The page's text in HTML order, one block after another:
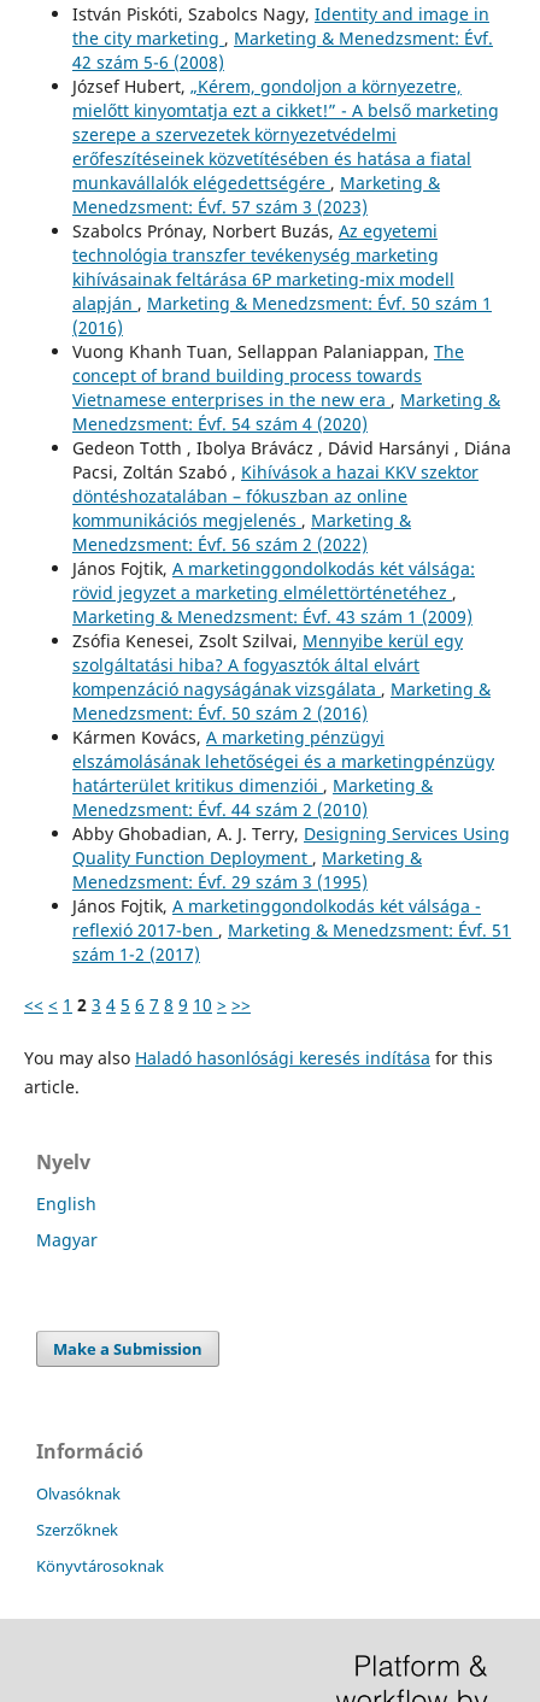
István Piskóti, Szabolcs Nagy, Identity and image in
the city marketing , Marketing & Menedzsment: Évf.
42 szám 5-6 (2008)
József Hubert, „Kérem, gondoljon a környezetre,
mielőtt kinyomtatja ezt a cikket!” - A belső marketing
szerepe a szervezetek környezetvédelmi
erőfeszítéseinek közvetítésében és hatása a fiatal
munkavállalók elégedettségére , Marketing &
Menedzsment: Évf. 57 szám 3 (2023)
Szabolcs Prónay, Norbert Buzás, Az egyetemi
technológia transzfer tevékenység marketing
kihívásainak feltárása 6P marketing-mix modell
alapján , Marketing & Menedzsment: Évf. 50 szám 1
(2016)
Vuong Khanh Tuan, Sellappan Palaniappan, The
concept of brand building process towards
Vietnamese enterprises in the new era , Marketing &
Menedzsment: Évf. 54 szám 4 (2020)
Gedeon Totth , Ibolya Brávácz , Dávid Harsányi , Diána
Pacsi, Zoltán Szabó , Kihívások a hazai KKV szektor
döntéshozatalában – fókuszban az online
kommunikációs megjelenés , Marketing &
Menedzsment: Évf. 56 szám 2 (2022)
János Fojtik, A marketinggondolkodás két válsága:
rövid jegyzet a marketing elmélettörténetéhez ,
Marketing & Menedzsment: Évf. 43 szám 1 (2009)
Zsófia Kenesei, Zsolt Szilvai, Mennyibe kerül egy
szolgáltatási hiba? A fogyasztók által elvárt
kompenzáció nagyságának vizsgálata , Marketing &
Menedzsment: Évf. 50 szám 2 (2016)
Kármen Kovács, A marketing pénzügyi
elszámolásának lehetőségei és a marketingpénzügy
határterület kritikus dimenziói , Marketing &
Menedzsment: Évf. 44 szám 2 (2010)
Abby Ghobadian, A. J. Terry, Designing Services Using
Quality Function Deployment , Marketing &
Menedzsment: Évf. 29 szám 3 (1995)
János Fojtik, A marketinggondolkodás két válsága -
reflexió 2017-ben , Marketing & Menedzsment: Évf. 51
szám 1-2 (2017)
<< < 1 2 3 4 5 6 7 8 9 10 > >>
You may also Haladó hasonlósági keresés indítása for this
article.
Nyelv
English
Magyar
Make a Submission
Információ
Olvasóknak
Szerzőknek
Könyvtárosoknak